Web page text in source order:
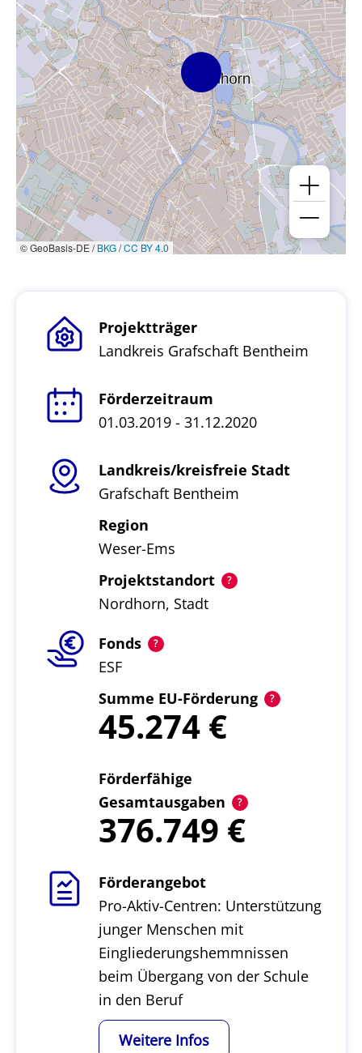
© GeoBasis-DE /BKG/CC BY 4.0
Projektträger
Landkreis Grafschaft Bentheim
Förderzeitraum
01.03.2019 - 31.12.2020
Landkreis/kreisfreie Stadt
Grafschaft Bentheim
Region
Weser-Ems
Projektstandort
Nordhorn, Stadt
Fonds
ESF
Summe EU-Förderung
45.274
Förderfähige
Gesamtausgaben
376.749
Förderangebot
Pro-Aktiv-Centren: Unterstützung
junger Menschen mit
Eingliederungshemmnissen
beim Übergang von der Schule
in den Beruf
Weitere Infos